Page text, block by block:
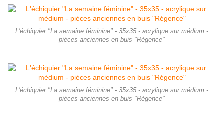
L'échiquier "La semaine féminine" - 35x35 - acrylique sur médium -
pièces anciennes en buis "Régence"
L'échiquier "La semaine féminine" - 35x35 - acrylique sur médium -
pièces anciennes en buis "Régence"